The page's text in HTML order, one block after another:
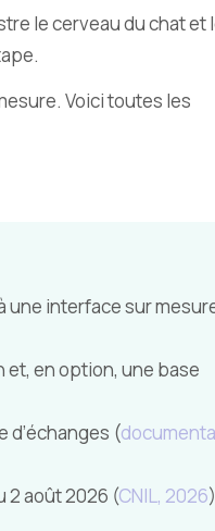
le cerveau du chat et
Voici toutes les
une interface sur
et, en option, une base
d’échanges (
2 août 2026 (CNIL, 2026